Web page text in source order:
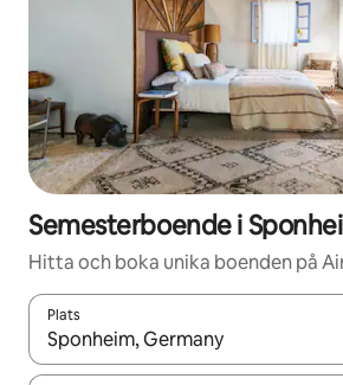
Semesterboende i
Hitta och boka unika boenden på
Plats
När resultaten är tillgängliga kan du